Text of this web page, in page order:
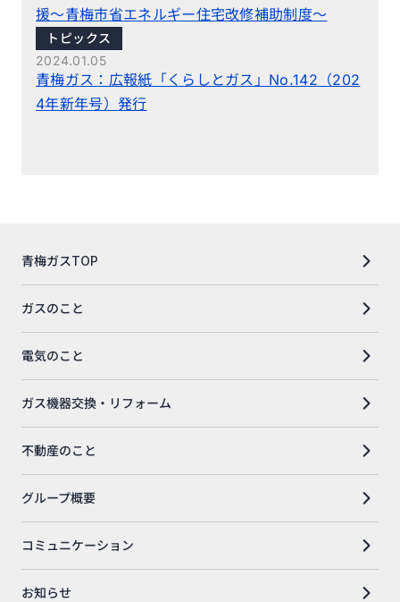
援〜青梅市省エネルギー住宅改修補助制度〜
トピックス
2024.01.05
青梅ガス：広報紙「くらしとガス」No.142（202
4年新年号）発行
青梅ガスTOP
ガスのこと
電気のこと
ガス機器交換・リフォーム
不動産のこと
グループ概要
コミュニケーション
お知らせ